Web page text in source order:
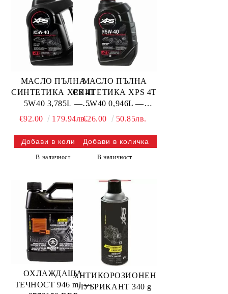
МАСЛО ПЪЛНА
СИНТЕТИКА XPS 4T
5W40 3,785L —
9779901 BRP
€92.00 179.94лв.
В наличност
МАСЛО ПЪЛНА
СИНТЕТИКА XPS 4T
5W40 0,946L —
9779900 BRP
€26.00 50.85лв.
В наличност
ОХЛАЖДАЩА
ТЕЧНОСТ 946 ml —
АНТИКОРОЗИОНЕН
ЛУБРИКАНТ 340 g